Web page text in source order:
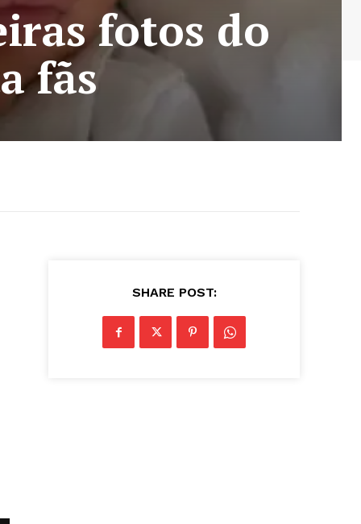
fotos do
fãs
SHARE POST: